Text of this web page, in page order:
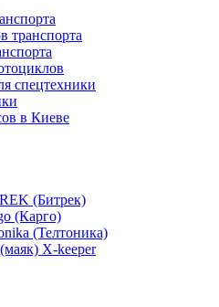
транспорта
спецтехники
в Киеве
(Битрек)
(Карго)
(Телтоника)
X-keeper